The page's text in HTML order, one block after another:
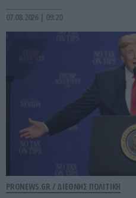
07.08.2026 | 09:20
PRONEWS.GR / ΔΙΕΘΝΗΣ ΠΟΛΙΤΙΚΗ